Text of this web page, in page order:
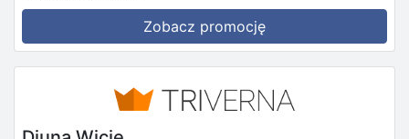
Zobacz promocję